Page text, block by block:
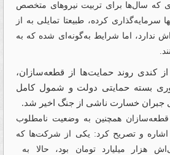
که سال‌‌‌ها برای تربیت نیروهای متخصص
سرمایه‌‌‌گذاری کرده، طبیعتا تمایلی به از
ندارد، اما شرایط به‌‌‌گونه‌‌‌ای شده که به
کندی روند حمایت‌‌‌ها از قطعه‌‌‌سازان،
بسته حمایتی دولت و شمول کامل
خسارت ناشی از جنگ اخیر شد.
همچنین به وضعیت نامطلوب
و تصریح کرد: یکی از شرکت‌ها که
هزار میلیارد تومان بود، حالا به